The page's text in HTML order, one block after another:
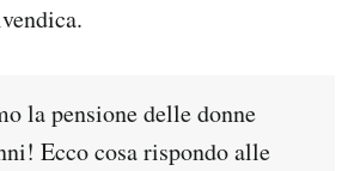
la pensione delle donne
Ecco cosa rispondo alle